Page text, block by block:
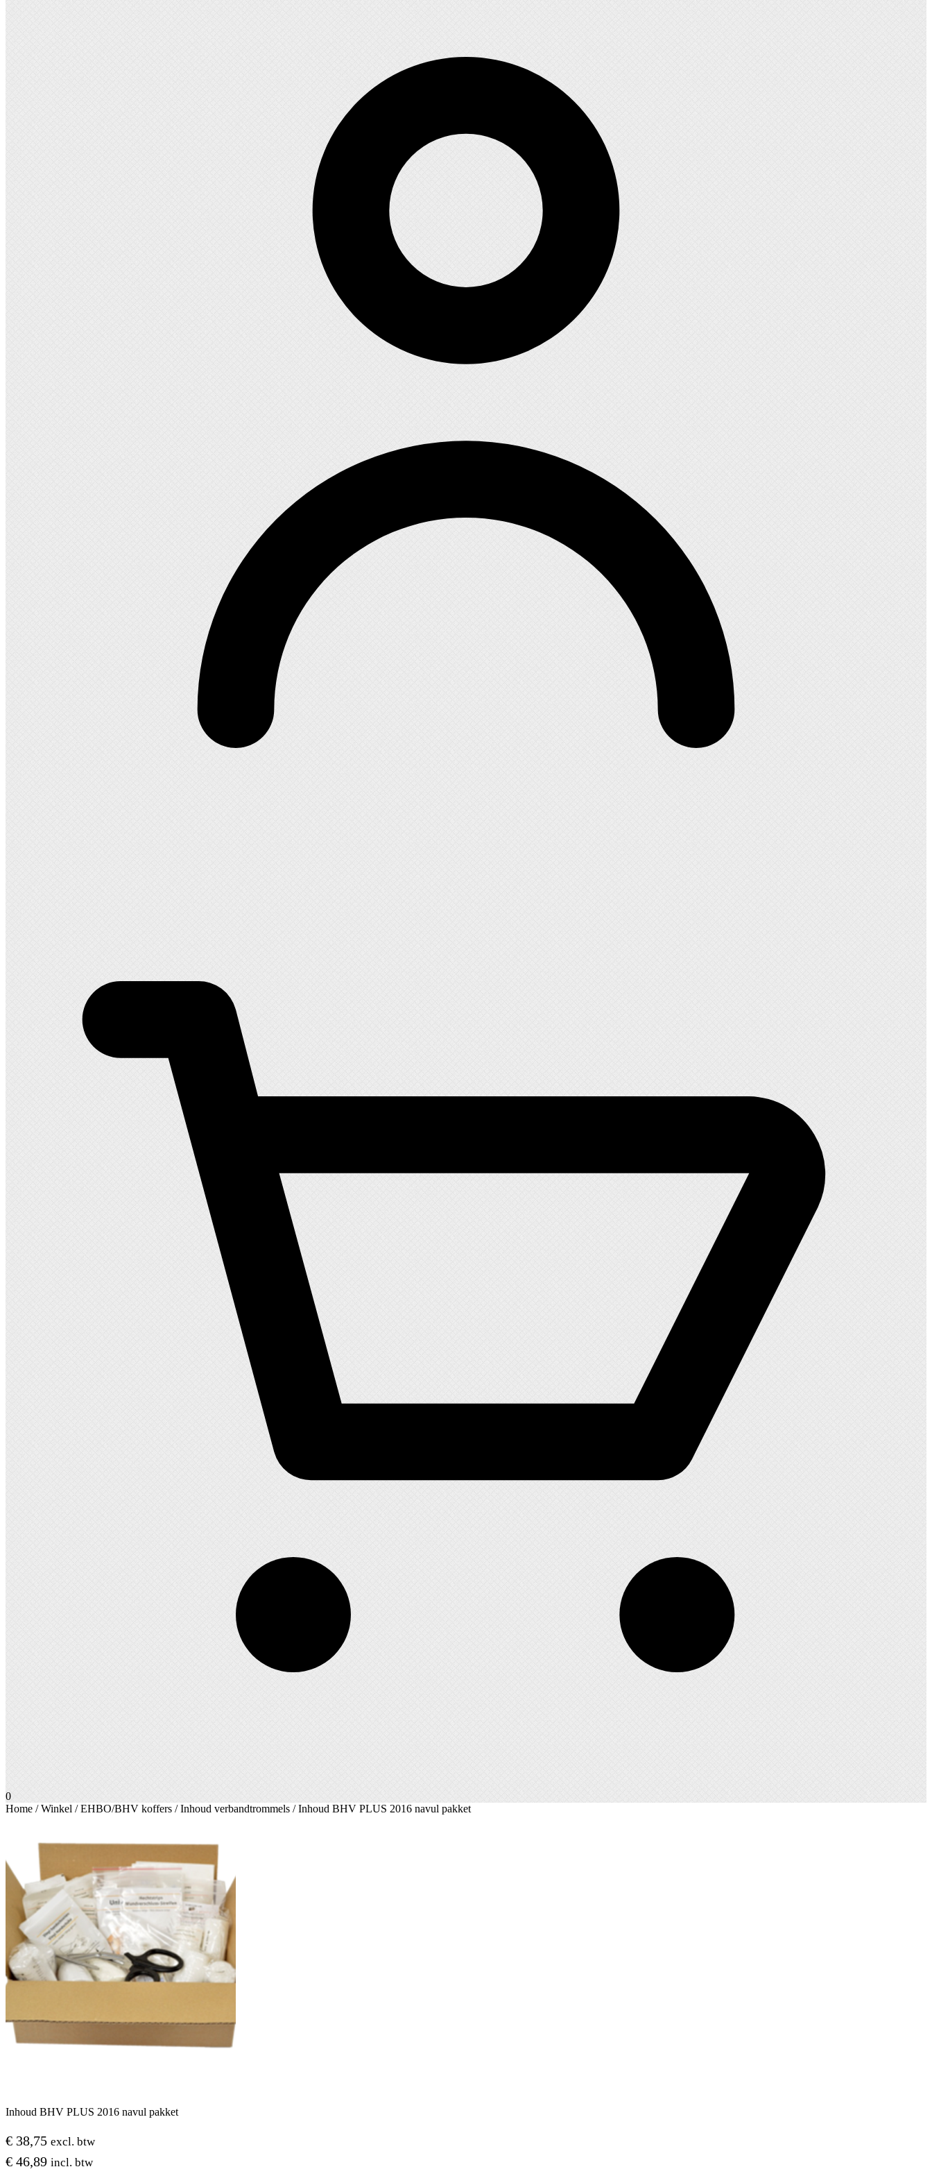
0
Home /Winkel /EHBO/BHV koffers /Inhoud verbandtrommels / Inhoud BHV PLUS 2016 navul pakket
Inhoud BHV PLUS 2016 navul pakket
€ 38,75 excl. btw
€ 46,89 incl. btw